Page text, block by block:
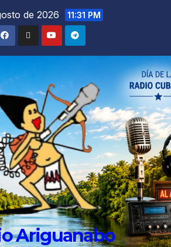
de 2026 11:31 PM
Ariguanabo